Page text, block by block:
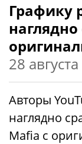
Графику
28 августа
Авторы
наглядно
Mafia с